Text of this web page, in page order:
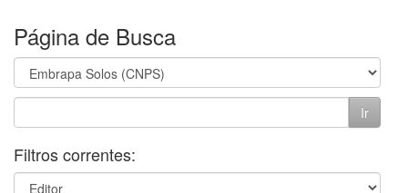
Página de Busca
Filtros correntes: